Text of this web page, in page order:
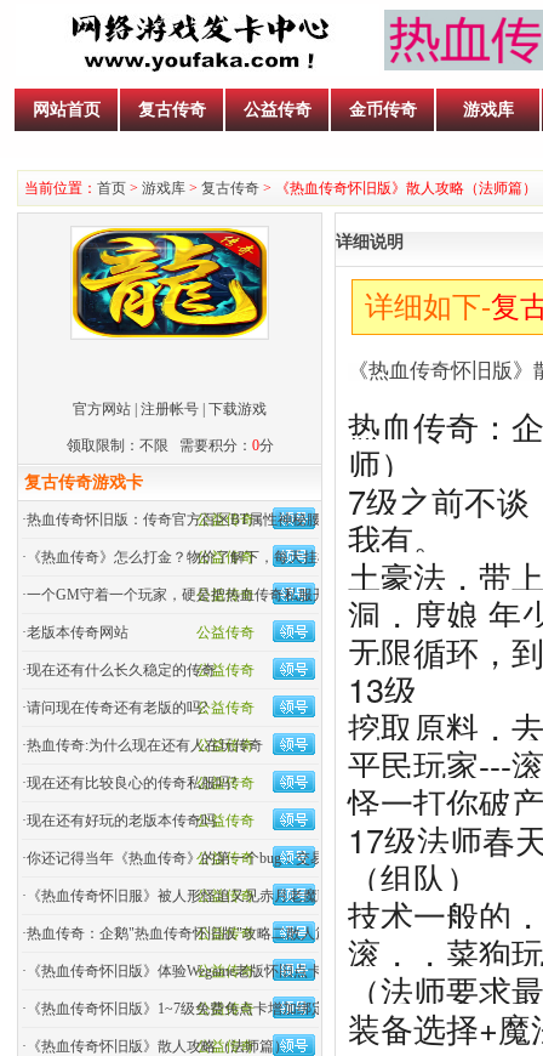
网站首页 复古传奇 公益传奇 金币传奇 游戏库
当前位置： 首页 > 游戏库 > 复古传奇 > 《热血传奇怀旧版》散人攻略（法师篇）
官方网站 注册帐号 下载游戏
领取限制：不限 需要积分： 0分
复古传奇游戏卡
公益传奇
·热血传奇怀旧版：传奇官方百区BT属性神秘腰带来历
公益传奇
· 《热血传奇》怎么打金？物价了解下，每天挂机挣个烟钱
公益传奇
·一个GM守着一个玩家，硬是把热血传奇私服开了两年！
公益传奇
·老版本传奇网站
公益传奇
·现在还有什么长久稳定的传奇
公益传奇
·请问现在传奇还有老版的吗?
公益传奇
·热血传奇:为什么现在还有人在玩传奇
公益传奇
·现在还有比较良心的传奇私服吗?
公益传奇
·现在还有好玩的老版本传奇吗
公益传奇
·你还记得当年《热血传奇》的第一个bug：交易bug吗？
公益传奇
· 《热血传奇怀旧服》被人形怪追又见赤月老魔boss
公益传奇
·热血传奇：企鹅"热血传奇怀旧版"攻略二散人篇（战士）
公益传奇
· 《热血传奇怀旧版》体验Wegame老版怀旧点卡模式1.76依
公益传奇
· 《热血传奇怀旧版》1~7级免费免点卡增加绑定金币
公益传奇
· 《热血传奇怀旧版》散人攻略（法师篇）
详细说明
详细如下-复
《热血传奇怀旧版
热血传奇：
师）
7级之前不
我有。
土豪法，带
洞，度娘 年
无限循环，
13级
挖取原料，
平民玩家---
怪一打你破
17级法师春
（组队）
技术一般的
滚，，菜狗
（法师要求
装备选择+